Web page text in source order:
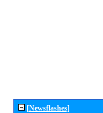
[Newsflashes]